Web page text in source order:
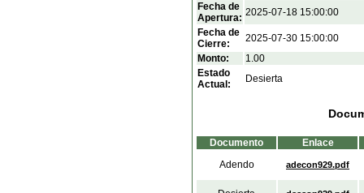
Fecha de
Apertura: 2025-07-18 15:00:00
Fecha de
Cierre:
2025-07-30 15:00:00
Monto:
1.00
Estado
Actual:
Desierta
Documento
Enlace
Adendo
adecon929.pdf